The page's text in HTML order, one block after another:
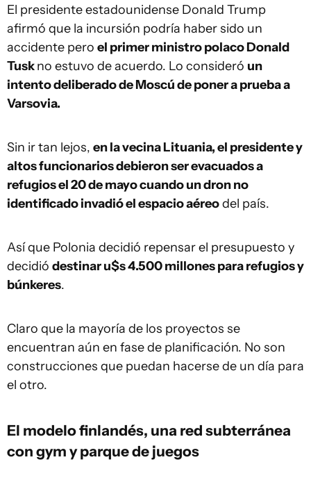
El presidente estadounidense Donald Trump
afirmó que la incursión podría haber sido un
accidente pero el primer ministro polaco Donald
Tuskno estuvo de acuerdo. Lo consideró un
intento deliberado de Moscú de poner a prueba a
Varsovia.
Sin ir tan lejos, en la vecina Lituania, el presidente y
altos funcionarios debieron ser evacuados a
refugios el 20 de mayo cuando un dron no
identificado invadió el espacio aéreodel país.
Así que Polonia decidió repensar el presupuesto y
decidió destinar u$s 4.500 millones para refugios y
búnkeres.
Claro que la mayoría de los proyectos se
encuentran aún en fase de planificación. No son
construcciones que puedan hacerse de un día para
el otro.
El modelo finlandés, una red subterránea
con gym y parque de juegos